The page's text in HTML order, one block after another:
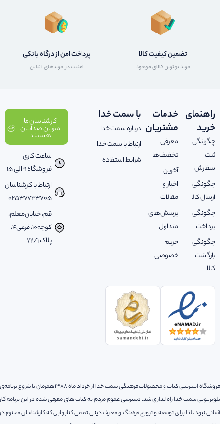
تضمین کیفیت کالا
خرید بهترین کالای موجود
پرداخت امن از درگاه بانکی
امنیت در خریدهای آنلاین
راهنمای
خرید
چگونگی
ثبت
سفارش
چگونگی
ارسال کالا
چگونگی
پرداخت
چگونگی
بازگشت
کالا
خدمات
مشتریان
معرفی
تخفیف‌ها
آخرین
اخبار و
مقالات
پرسش‌های
متداول
حریم
خصوصی
با سمت خدا
درباره سمت خدا
ارتباط با سمت خدا
شرایط استفاده
کارشناسان ما
میزبان صدایتان
هستند
ساعت کاری
فروشگاه 9 الی 15
ارتباط با کارشناسان
02537743705
قم، خیابان‌معلم،
کوچه‌10، فرعی‌4،
پلاک ‌72/1
فروشگاه اینترنتی کتاب و محصولات فرهنگی سمت خدا از خرداد ماه 1388 همزمان با شروع برنامه‌ی
تلویزیونی سمت خدا راه‌اندازی شد. دسترسی عموم مردم به کتاب های معرفی شده در این برنامه کار
آسانی نبود، لذا‌ برای توسعه و ترویج فرهنگ و معارف دینی تمامی کتابهایی که کارشناسان محترم در